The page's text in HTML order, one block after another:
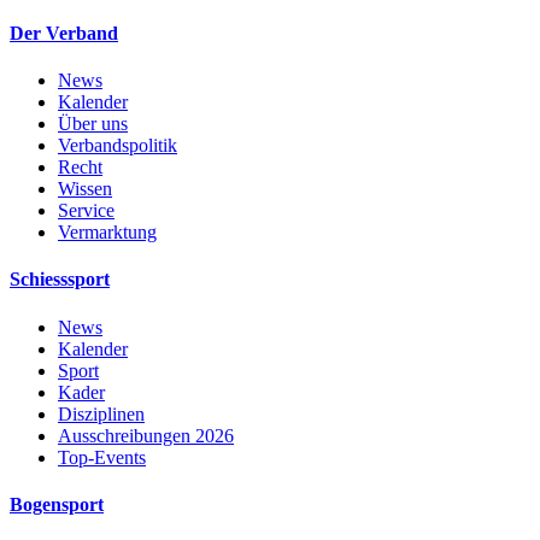
Der Verband
News
Kalender
Über uns
Verbandspolitik
Recht
Wissen
Service
Vermarktung
Schiesssport
News
Kalender
Sport
Kader
Disziplinen
Ausschreibungen 2026
Top-Events
Bogensport